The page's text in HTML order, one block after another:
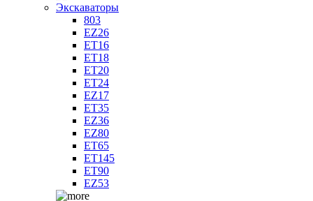
Экскаваторы
803
EZ26
ET16
ET18
ET20
ET24
EZ17
ET35
EZ36
EZ80
ET65
ET145
ET90
EZ53